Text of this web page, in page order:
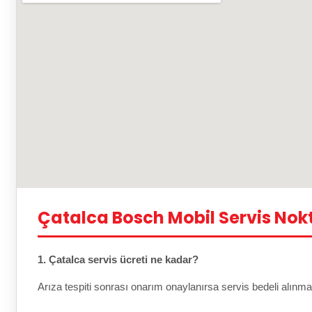
Çatalca Bosch Mobil Servis
1. Çatalca servis ücreti ne kadar?
Arıza tespiti sonrası onarım onaylanırsa servis bedeli